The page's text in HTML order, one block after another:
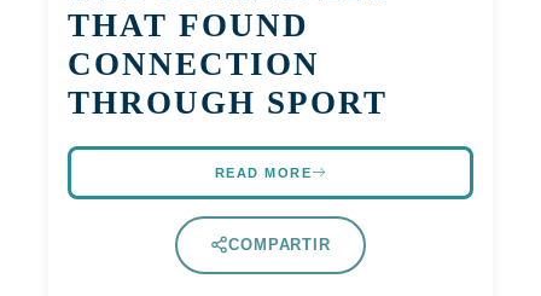
THAT FOUND
CONNECTION
THROUGH SPORT
READ MORE
COMPARTIR